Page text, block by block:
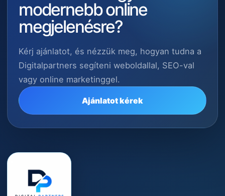
modernebb online
megjelenésre?
Kérj ajánlatot, és nézzük meg, hogyan tudna a
Digitalpartners segíteni weboldallal, SEO-val
vagy online marketinggel.
Ajánlatot kérek